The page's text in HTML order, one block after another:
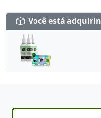
Você está